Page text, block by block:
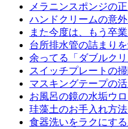
メラニンスポンジの
ハンドクリームの意
また今度は、もう卒
台所排水管の詰まり
余ってる「ダブルク
スイッチプレートの
マスキングテープの活
お風呂の鏡の水垢ウ
珪藻土のお手入れ方
食器洗いをラクにす